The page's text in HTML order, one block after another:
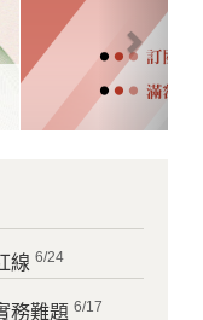
線 6/24
務難題 6/17